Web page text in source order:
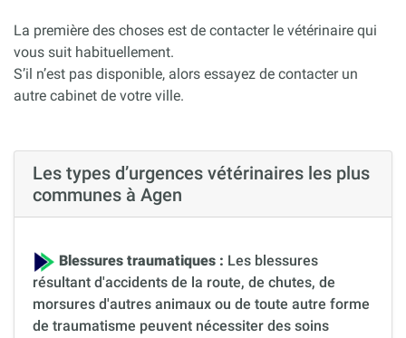
La première des choses est de contacter le vétérinaire qui
vous suit habituellement.
S’il n’est pas disponible, alors essayez de contacter un
autre cabinet de votre ville.
Les types d’urgences vétérinaires les plus
communes à Agen
Blessures traumatiques : Les blessures
résultant d'accidents de la route, de chutes, de
morsures d'autres animaux ou de toute autre forme
de traumatisme peuvent nécessiter des soins